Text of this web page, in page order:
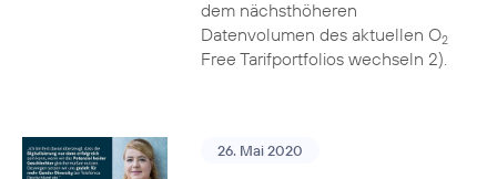
dem nächsthöheren
Datenvolumen des aktuellen O2
Free Tarifportfolios wechseln 2).
26. Mai 2020